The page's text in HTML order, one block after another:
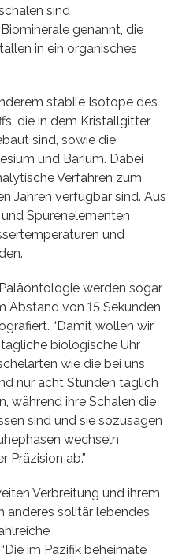
sind
genannt, die
in ein organisches
stabile Isotope des
die in dem Kristallgitter
sind, sowie die
und Barium. Dabei
Verfahren zum
Jahren verfügbar sind. Aus
Spurenelementen
und
werden sogar
Abstand von 15 Sekunden
“Damit wollen wir
biologische Uhr
wie die bei uns
nur acht Stunden täglich
während ihre Schalen die
sind und sie sozusagen
wechseln
Präzision ab.”
Verbreitung und ihrem
anderes solitär lebendes
im Pazifik beheimate